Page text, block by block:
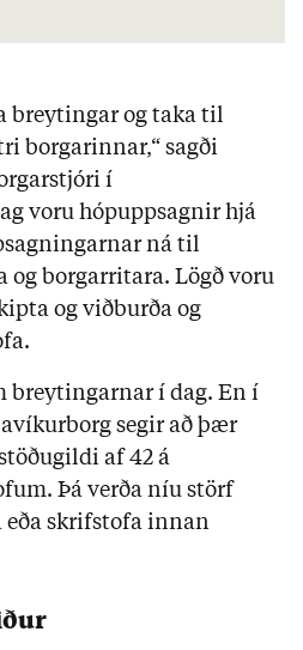
breytingar og taka til
borgarinnar,“ sagði
í
voru hópuppsagnir hjá
ná til
og borgarritara. Lögð voru
og viðburða og
breytingarnar í dag. En í
segir að þær
af 42 á
Þá verða níu störf
skrifstofa innan